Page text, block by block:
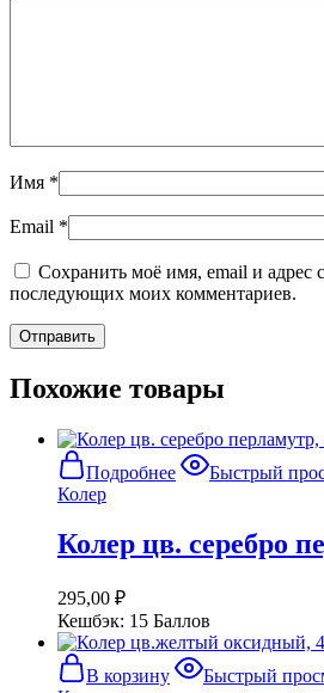
Имя *
Email *
Сохранить моё имя, email и адрес
последующих моих комментариев.
Похожие товары
Подробнее Быстрый
Колер
Колер цв. серебро
295,00 ₽
Кешбэк: 15 Баллов
В корзину Быстрый